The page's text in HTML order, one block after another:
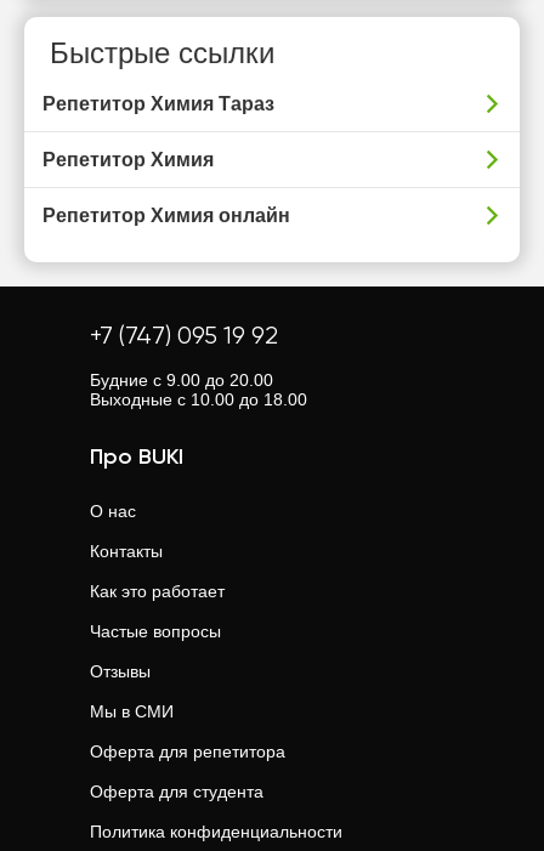
Быстрые ссылки
Репетитор Химия Тараз
Репетитор Химия
Репетитор Химия онлайн
+7 (747) 095 19 92
Будние с 9.00 до 20.00
Выходные с 10.00 до 18.00
Про BUKI
О нас
Контакты
Как это работает
Частые вопросы
Отзывы
Мы в СМИ
Оферта для репетитора
Оферта для студента
Политика конфиденциальности